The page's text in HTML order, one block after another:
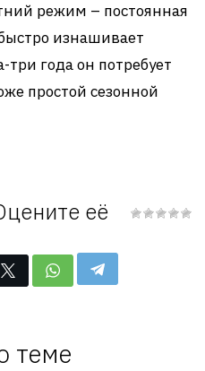
режим – постоянная
изнашивает
три года он потребует
простой сезонной
её
теме